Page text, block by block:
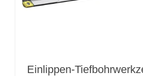
Einlippen-